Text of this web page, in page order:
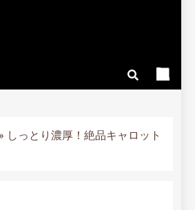
» しっとり濃厚！絶品キャロット